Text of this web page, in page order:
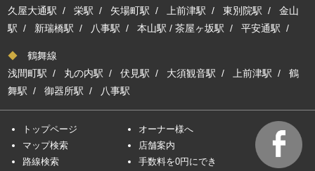
久屋大通駅 /栄駅 / 矢場町駅 / 上前津駅 /東別院駅 /金山
駅 / 新瑞橋駅 / 八事駅 /本山駅 /茶屋ヶ坂駅 /平安通駅 /
◆ 鶴舞線
浅間町駅 / 丸の内駅 /伏見駅 / 大須観音駅 / 上前津駅 /鶴
舞駅 /御器所駅 / 八事駅
トップページ
マップ検索
路線検索
オーナー様へ
店舗案内
手数料を0円にでき